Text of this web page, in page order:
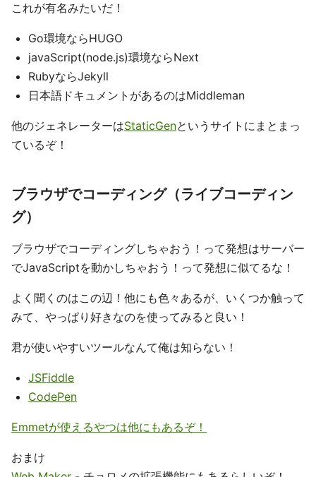
これが有名みたいだ！
Go環境ならHUGO
javaScript(node.js)環境ならNext
RubyならJekyll
日本語ドキュメントがあるのはMiddleman
他のジェネレーターはStaticGenというサイトにまとまっ
ているぞ！
ブラウザでコーディング（ライブコーディン
グ）
ブラウザでコーディングしちゃおう！って発想はサーバー
でJavaScriptを動かしちゃおう！って発想に似てるな！
よく聞くのはこの辺！他にも色々あるが、いくつか触って
みて、やっぱり好きなのを使ってみると良い！
君が使いやすいツールなんて俺は知らない！
JSFiddle
CodePen
Emmetが使えるやつは他にもあるぞ！
おまけ